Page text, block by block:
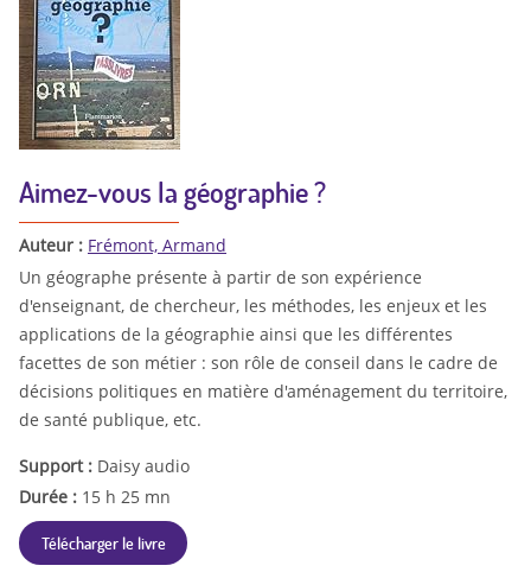
Aimez-vous la géographie ?
Auteur : Frémont, Armand
Un géographe présente à partir de son expérience
d'enseignant, de chercheur, les méthodes, les enjeux et les
applications de la géographie ainsi que les différentes
facettes de son métier : son rôle de conseil dans le cadre de
décisions politiques en matière d'aménagement du territoire,
de santé publique, etc.
Support : Daisy audio
Durée : 15 h 25 mn
Télécharger le livre